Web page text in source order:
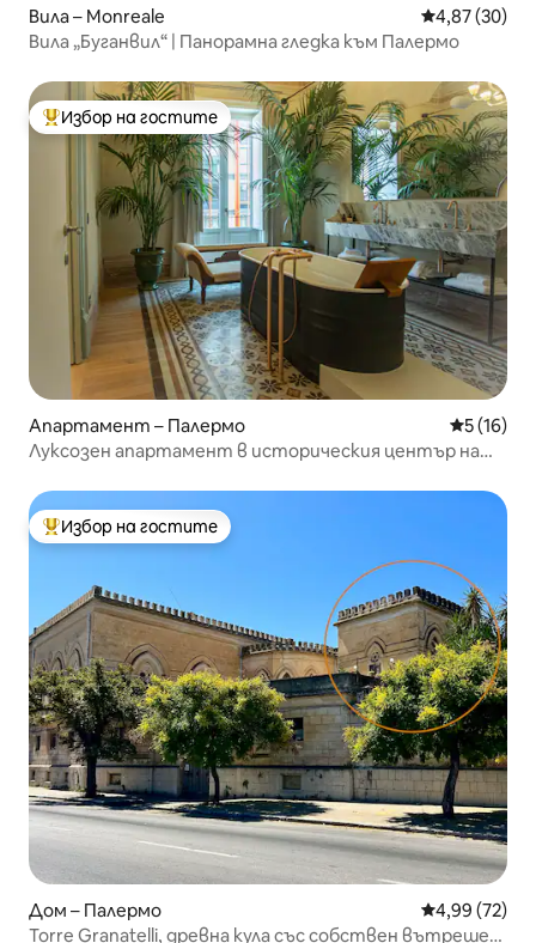
Вила – Monreale Средна
4,87 (30)
Вила „Буганвил“ | Панорамна гледка към Палермо
Най-популярен избор на гостите
Избор на гостите
Апартамент – Палермо Средна
5 (16)
Луксозен апартамент в историческия център на
Най-популярен избор на гостите
Избор на гостите
Дом – Палермо Средна
4,99 (72)
Torre Granatelli, древна кула със собствен вътрешен